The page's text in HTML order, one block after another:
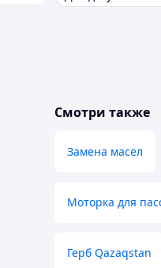
Смотри также
Замена масел
Моторка для
Герб Qazaqstan